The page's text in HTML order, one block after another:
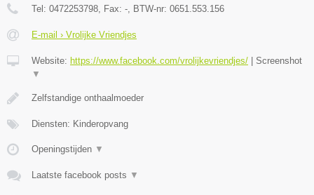
Tel: 0472253798, Fax: -, BTW-nr: 0651.553.156
E-mail › Vrolijke Vriendjes
Website: https://www.facebook.com/vrolijkevriendjes/
Screenshot
▼
Zelfstandige onthaalmoeder
Diensten: Kinderopvang
Openingstijden ▼
Laatste facebook posts ▼